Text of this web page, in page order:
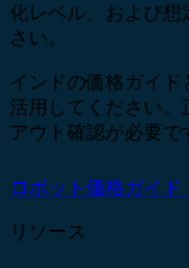
化レベル、および
さい。
インドの価格ガイ
活用してください
アウト確認が必要で
ロボット価格ガイド
リソース